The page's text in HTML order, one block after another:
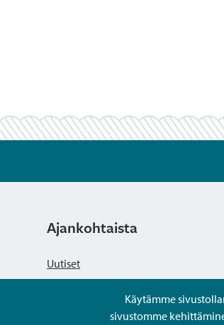
Käytämme
sivustomme
Ajankohtaista
Uutiset